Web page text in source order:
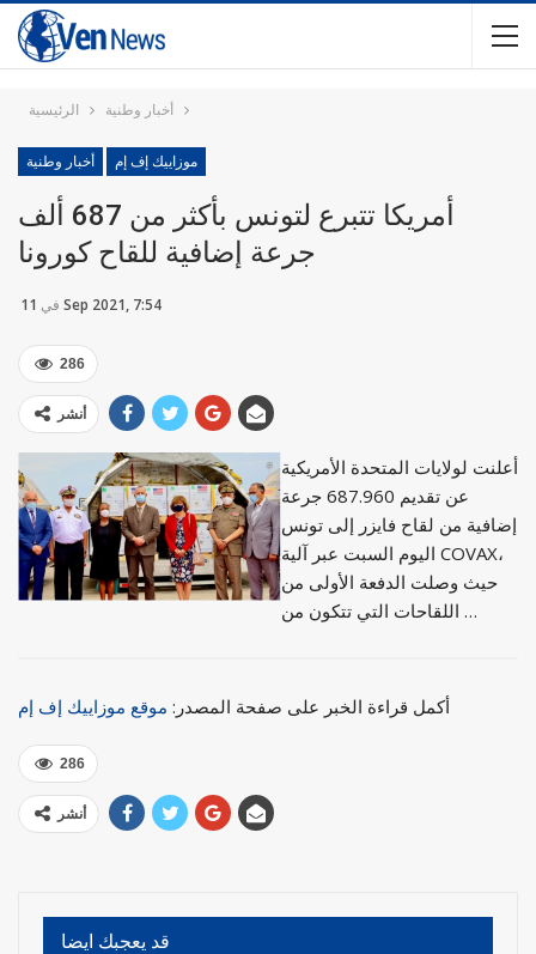
الرئيسية أخبار وطنية
أخبار وطنية موزاييك إف إم
أمريكا تتبرع لتونس بأكثر من 687 ألف
جرعة إضافية للقاح كورونا
في 11 Sep 2021, 7:54
286
أنشر
أعلنت لولايات المتحدة الأمريكية
عن تقديم 687.960 جرعة
إضافية من لقاح فايزر إلى تونس
اليوم السبت عبر آلية COVAX،
حيث وصلت الدفعة الأولى من
اللقاحات التي تتكون من …
أكمل قراءة الخبر على صفحة المصدر: موقع موزاييك إف إم
286
أنشر
قد يعجبك ايضا